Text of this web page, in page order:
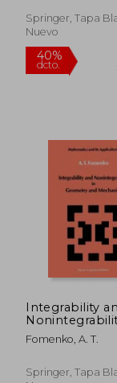
Springer, Tapa
Nuevo
40%
dcto.
Integrability
Geometry and
Mechanics (en
Fomenko, A. T.
Springer, Tapa